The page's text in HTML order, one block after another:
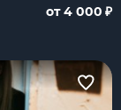
от 4 000 ₽